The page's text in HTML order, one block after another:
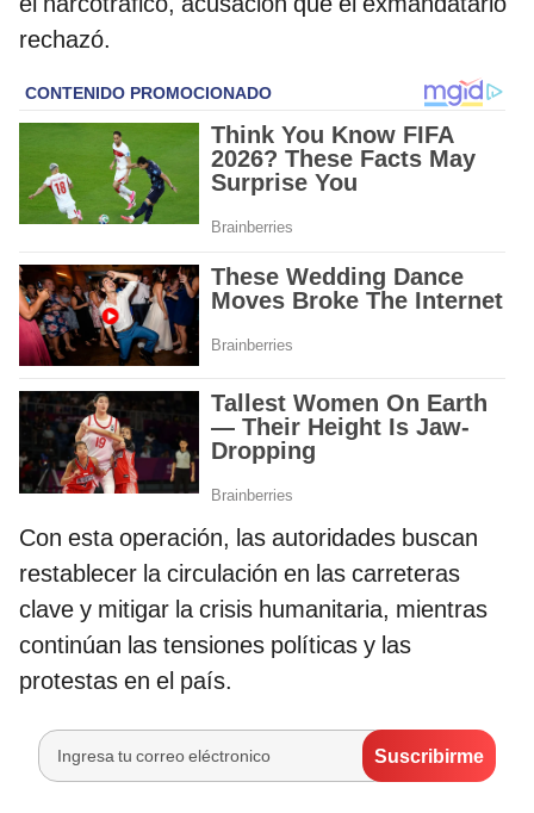
rechazó.
Con esta operación, las autoridades buscan
restablecer la circulación en las carreteras
clave y mitigar la crisis humanitaria, mientras
continúan las tensiones políticas y las
protestas en el país.